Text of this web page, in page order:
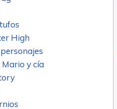
High
y cía